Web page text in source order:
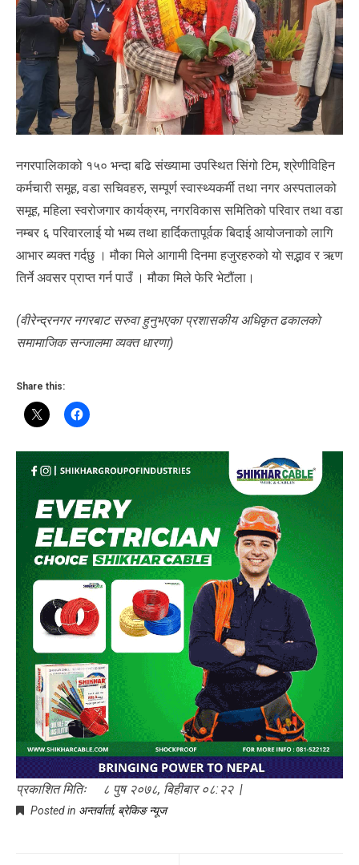
नगरपालिकाको १५० भन्दा बढि संख्यामा उपस्थित सिंगो टिम, श्रेणीविहिन
कर्मचारी समूह, वडा सचिवहरु, सम्पूर्ण स्वास्थ्यकर्मी तथा नगर अस्पतालको
समूह, महिला स्वरोजगार कार्यक्रम, नगरविकास समितिको परिवार तथा वडा
नम्बर ६ परिवारलाई यो भब्य तथा हार्दिकतापूर्वक बिदाई आयोजनाको लागि
आभार ब्यक्त गर्दछु । मौका मिले आगामी दिनमा हजुरहरुको यो सद्भाव र ऋण
तिर्ने अवसर प्राप्त गर्न पाउँ । मौका मिले फेरि भेटौंला।
(वीरेन्द्रनगर नगरबाट सरुवा हुनुभएका प्रशासकीय अधिकृत ढकालकाे
समामाजिक सन्जालमा व्यक्त धारणा)
Share this:
प्रकाशित मितिः ८ पुष २०७८, बिहीबार ०८:२२ |
Posted in अन्तर्वार्ता, ब्रेकिङ न्यूज